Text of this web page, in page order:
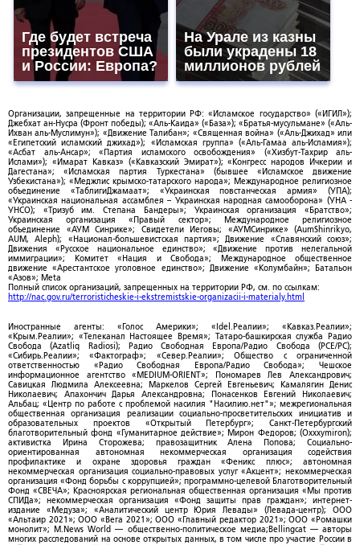
Где будет встреча
президентов США
и России: Европа?
На Урале из казны
были украдены 18
миллионов рублей
Организации, запрещенные на территории РФ: «Исламское государство» («ИГИЛ»);
Джебхат ан-Нусра (Фронт победы); «Аль-Каида» («База»); «Братья-мусульмане» («Аль-
Ихван аль-Муслимун»); «Движение Талибан»; «Священная война» («Аль-Джихад» или
«Египетский исламский джихад»); «Исламская группа» («Аль-Гамаа аль-Исламия»);
«Асбат аль-Ансар»; «Партия исламского освобождения» («Хизбут-Тахрир аль-
Ислами»); «Имарат Кавказ» («Кавказский Эмират»); «Конгресс народов Ичкерии и
Дагестана»; «Исламская партия Туркестана» (бывшее «Исламское движение
Узбекистана»); «Меджлис крымско-татарского народа»; Международное религиозное
объединение «ТаблигиДжамаат»; «Украинская повстанческая армия» (УПА);
«Украинская национальная ассамблея – Украинская народная самооборона» (УНА -
УНСО); «Тризуб им. Степана Бандеры»; Украинская организация «Братство»;
Украинская организация «Правый сектор»; Международное религиозное
объединение «АУМ Синрике»; Свидетели Иеговы; «АУМСинрике» (AumShinrikyo,
AUM, Aleph); «Национал-большевистская партия»; Движение «Славянский союз»;
Движения «Русское национальное единство»; «Движение против нелегальной
иммиграции»; Комитет «Нация и Свобода»; Международное общественное
движение «Арестантское уголовное единство»; Движение «Колумбайн»; Батальон
«Азов»; Meta
Полный список организаций, запрещенных на территории РФ, см. по ссылкам:
http://nac.gov.ru/terroristicheskie-i-ekstremistskie-organizacii-i-materialy.html
Иностранные агенты: «Голос Америки»; «Idel.Реалии»; «Кавказ.Реалии»;
«Крым.Реалии»; «Телеканал Настоящее Время»; Татаро-башкирская служба Радио
Свобода (Azatliq Radiosi); Радио Свободная Европа/Радио Свобода (PCE/PC);
«Сибирь.Реалии»; «Фактограф»; «Север.Реалии»; Общество с ограниченной
ответственностью «Радио Свободная Европа/Радио Свобода»; Чешское
информационное агентство «MEDIUM-ORIENT»; Пономарев Лев Александрович;
Савицкая Людмила Алексеевна; Маркелов Сергей Евгеньевич; Камалягин Денис
Николаевич; Апахончич Дарья Александровна; Понасенков Евгений Николаевич;
Альбац; «Центр по работе с проблемой насилия "Насилию.нет"»; межрегиональная
общественная организация реализации социально-просветительских инициатив и
образовательных проектов «Открытый Петербург»; Санкт-Петербургский
благотворительный фонд «Гуманитарное действие»; Мирон Федоров; (Oxxxymiron);
активистка Ирина Сторожева; правозащитник Алена Попова; Социально-
ориентированная автономная некоммерческая организация содействия
профилактике и охране здоровья граждан «Феникс плюс»; автономная
некоммерческая организация социально-правовых услуг «Акцент»; некоммерческая
организация «Фонд борьбы с коррупцией»; программно-целевой Благотворительный
Фонд «СВЕЧА»; Красноярская региональная общественная организация «Мы против
СПИДа»; некоммерческая организация «Фонд защиты прав граждан»; интернет-
издание «Медуза»; «Аналитический центр Юрия Левады» (Левада-центр); ООО
«Альтаир 2021»; ООО «Вега 2021»; ООО «Главный редактор 2021»; ООО «Ромашки
монолит»; M.News World — общественно-политическое медиа;Bellingcat — авторы
многих расследований на основе открытых данных, в том числе про участие России в